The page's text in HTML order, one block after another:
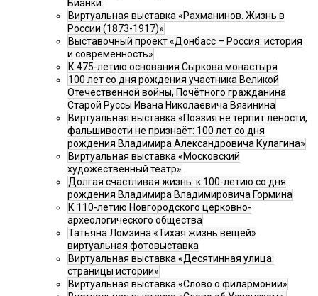
Бианки.
Виртуальная выставка «Рахманинов. Жизнь в
России (1873-1917)»
Выставочный проект «Донбасс – Россия: история
и современность»
К 475-летию основания Сыркова монастыря
100 лет со дня рождения участника Великой
Отечественной войны, Почётного гражданина
Старой Руссы Ивана Николаевича Вязинина
Виртуальная выставка «Поэзия не терпит лености,
фальшивости не признаёт: 100 лет со дня
рождения Владимира Александровича Кулагина»
Виртуальная выставка «Московский
художественный театр»
Долгая счастливая жизнь: к 100-летию со дня
рождения Владимира Владимировича Гормина
К 110-летию Новгородского церковно-
археологического общества
Татьяна Ломзина «Тихая жизнь вещей»
виртуальная фотовыставка
Виртуальная выставка «Десятинная улица:
страницы истории»
Виртуальная выставка «Слово о филармонии»